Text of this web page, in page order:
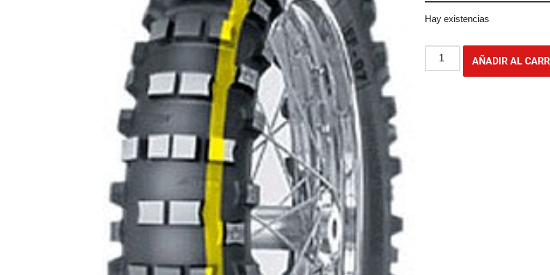
Hay existencias
AÑADIR AL